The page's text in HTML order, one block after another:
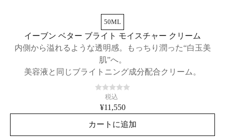
50ML
イーブン ベター ブライト モイスチャー クリーム
内側から溢れるような透明感。もっちり潤った“白玉美
肌”へ。
美容液と同じブライトニング成分配合クリーム。
税込
¥11,550
カートに追加